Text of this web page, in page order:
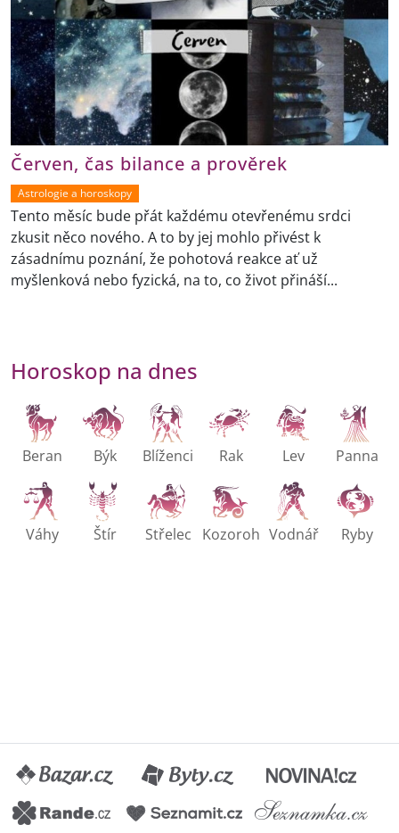
Červen, čas bilance a prověrek
Astrologie a horoskopy
Tento měsíc bude přát každému otevřenému srdci
zkusit něco nového. A to by jej mohlo přivést k
zásadnímu poznání, že pohotová reakce ať už
myšlenková nebo fyzická, na to, co život přináší...
Horoskop na dnes
Beran Býk Blíženci Rak Lev Panna
Váhy Štír Střelec Kozoroh Vodnář Ryby